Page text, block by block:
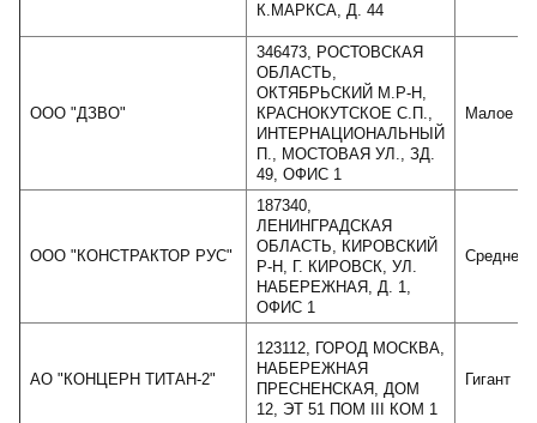
К.МАРКСА, Д. 44
ООО "ДЗВО"
346473, РОСТОВСКАЯ
ОБЛАСТЬ,
ОКТЯБРЬСКИЙ М.Р-Н,
КРАСНОКУТСКОЕ С.П.,
ИНТЕРНАЦИОНАЛЬНЫЙ
П., МОСТОВАЯ УЛ., ЗД.
49, ОФИС 1
Малое
ООО "КОНСТРАКТОР РУС"
187340,
ЛЕНИНГРАДСКАЯ
ОБЛАСТЬ, КИРОВСКИЙ
Р-Н, Г. КИРОВСК, УЛ.
НАБЕРЕЖНАЯ, Д. 1,
ОФИС 1
Среднее
АО "КОНЦЕРН ТИТАН-2"
123112, ГОРОД МОСКВА,
НАБЕРЕЖНАЯ
ПРЕСНЕНСКАЯ, ДОМ
12, ЭТ 51 ПОМ III КОМ 1
Гигант